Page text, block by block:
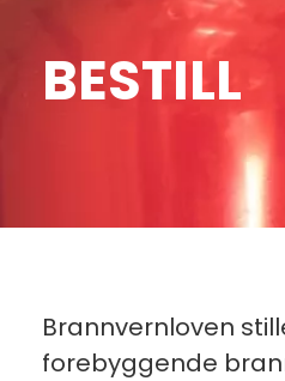
BESTILL
Brannvernloven
forebyggende